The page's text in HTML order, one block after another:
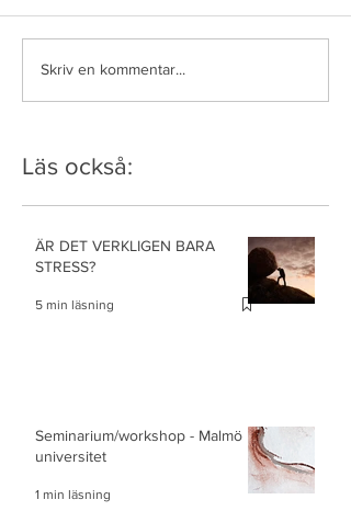
Skriv en kommentar...
Läs också:
ÄR DET VERKLIGEN BARA
STRESS?
5 min läsning
Seminarium/workshop - Malmö
universitet
1 min läsning